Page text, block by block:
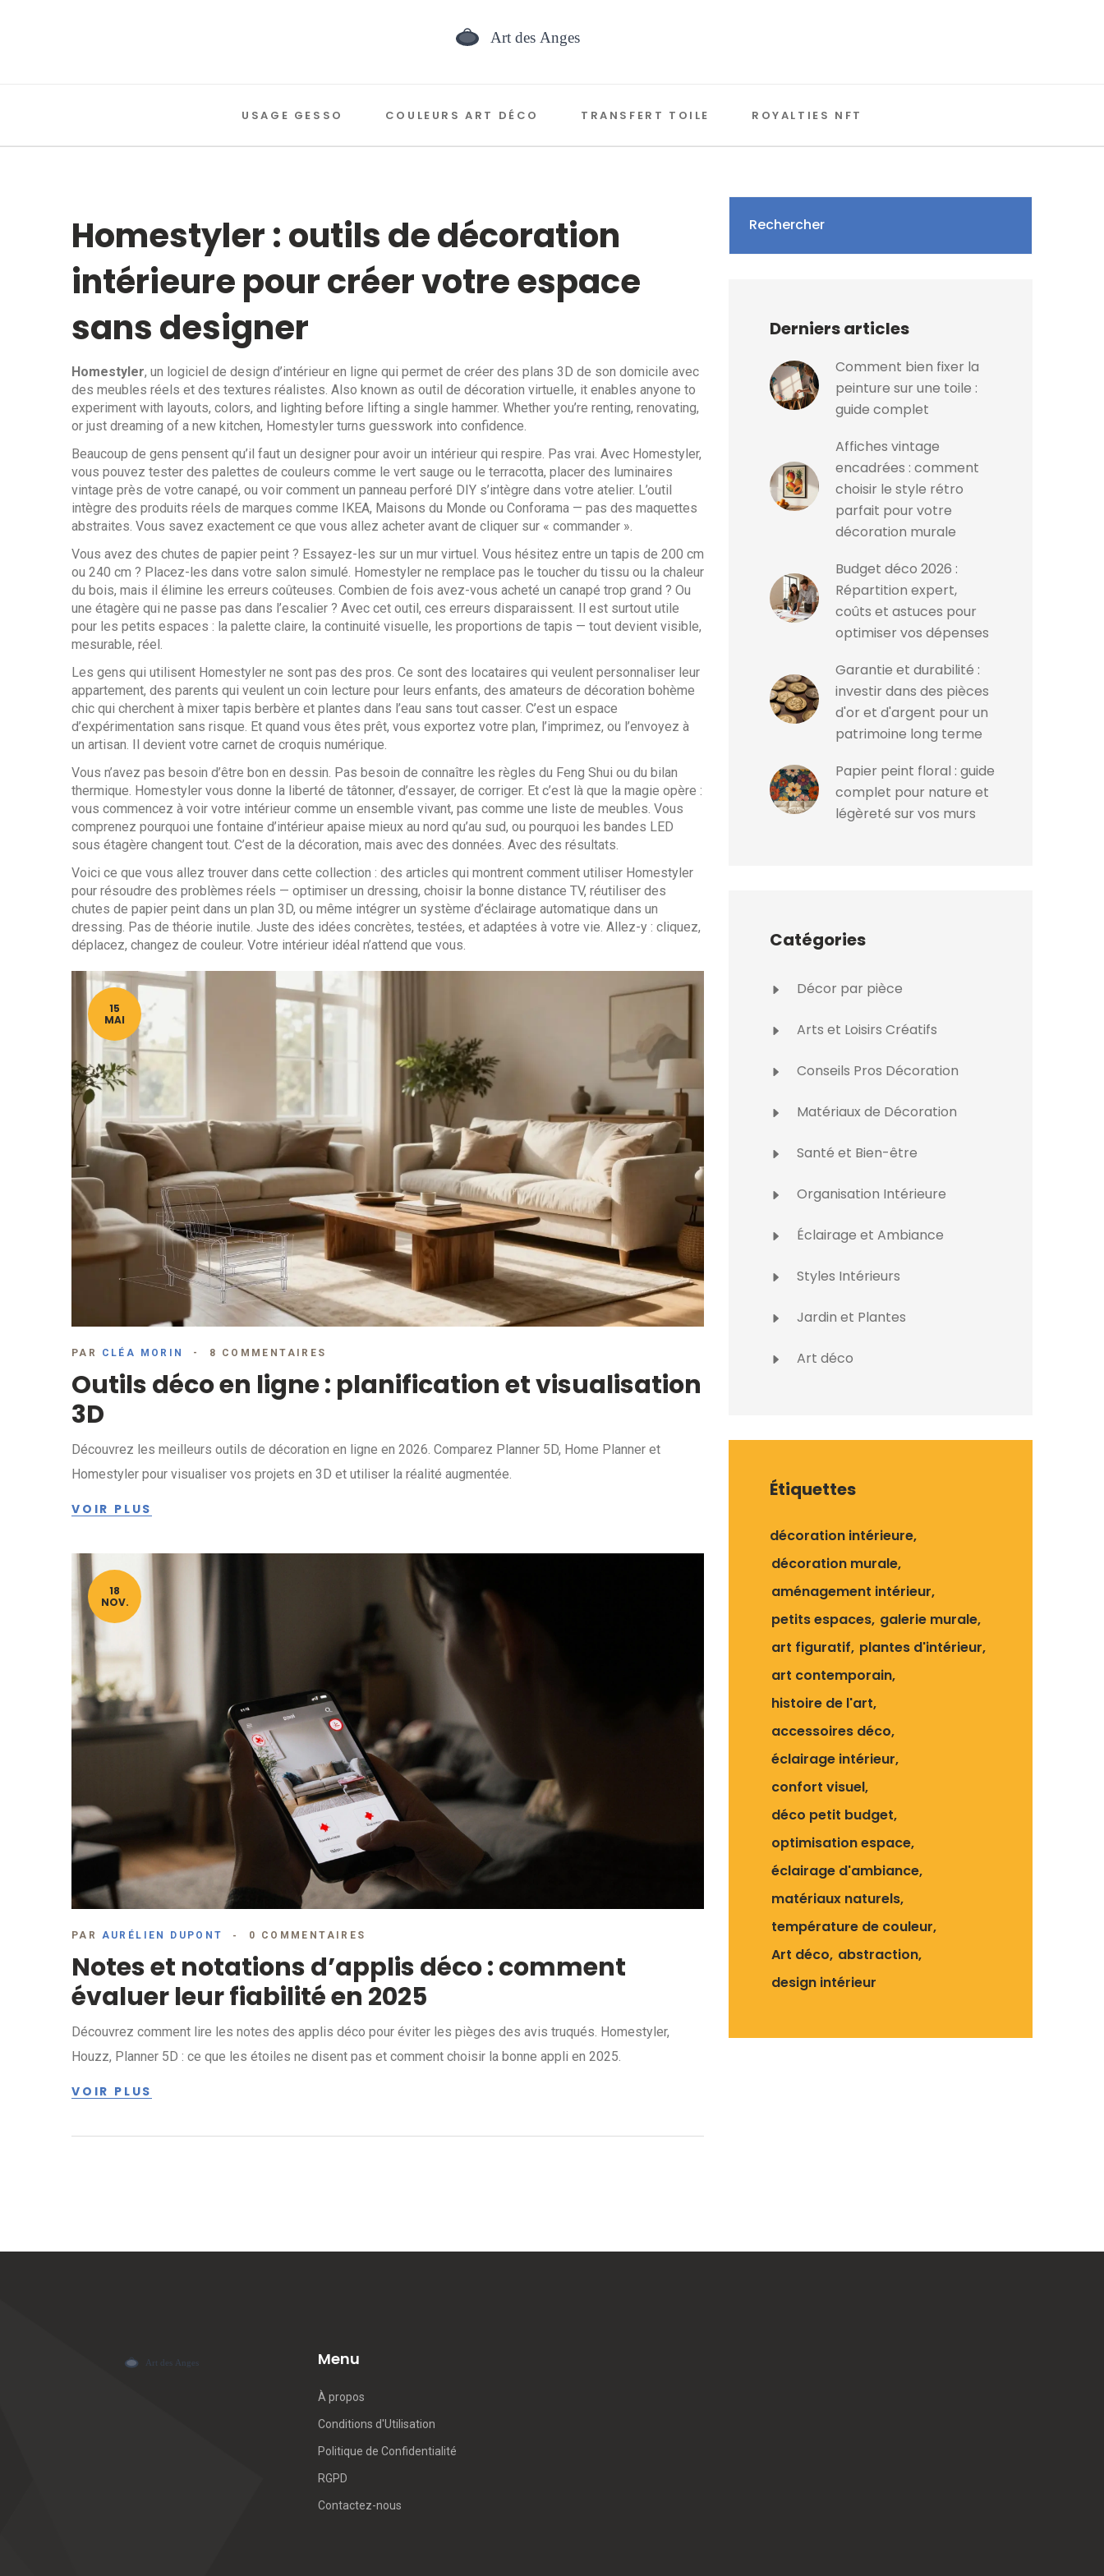
USAGE GESSO COULEURS ART DÉCO TRANSFERT TOILE ROYALTIES NFT
Homestyler : outils de décoration
intérieure pour créer votre espace
sans designer
Homestyler, un logiciel de design d’intérieur en ligne qui permet de créer des plans 3D de son domicile avec
des meubles réels et des textures réalistes. Also known as outil de décoration virtuelle, it enables anyone to
experiment with layouts, colors, and lighting before lifting a single hammer. Whether you’re renting, renovating,
or just dreaming of a new kitchen, Homestyler turns guesswork into confidence.
Beaucoup de gens pensent qu’il faut un designer pour avoir un intérieur qui respire. Pas vrai. Avec Homestyler,
vous pouvez tester des palettes de couleurs comme le vert sauge ou le terracotta, placer des luminaires
vintage près de votre canapé, ou voir comment un panneau perforé DIY s’intègre dans votre atelier. L’outil
intègre des produits réels de marques comme IKEA, Maisons du Monde ou Conforama — pas des maquettes
abstraites. Vous savez exactement ce que vous allez acheter avant de cliquer sur « commander ».
Vous avez des chutes de papier peint ? Essayez-les sur un mur virtuel. Vous hésitez entre un tapis de 200 cm
ou 240 cm ? Placez-les dans votre salon simulé. Homestyler ne remplace pas le toucher du tissu ou la chaleur
du bois, mais il élimine les erreurs coûteuses. Combien de fois avez-vous acheté un canapé trop grand ? Ou
une étagère qui ne passe pas dans l’escalier ? Avec cet outil, ces erreurs disparaissent. Il est surtout utile
pour les petits espaces : la palette claire, la continuité visuelle, les proportions de tapis — tout devient visible,
mesurable, réel.
Les gens qui utilisent Homestyler ne sont pas des pros. Ce sont des locataires qui veulent personnaliser leur
appartement, des parents qui veulent un coin lecture pour leurs enfants, des amateurs de décoration bohème
chic qui cherchent à mixer tapis berbère et plantes dans l’eau sans tout casser. C’est un espace
d’expérimentation sans risque. Et quand vous êtes prêt, vous exportez votre plan, l’imprimez, ou l’envoyez à
un artisan. Il devient votre carnet de croquis numérique.
Vous n’avez pas besoin d’être bon en dessin. Pas besoin de connaître les règles du Feng Shui ou du bilan
thermique. Homestyler vous donne la liberté de tâtonner, d’essayer, de corriger. Et c’est là que la magie opère :
vous commencez à voir votre intérieur comme un ensemble vivant, pas comme une liste de meubles. Vous
comprenez pourquoi une fontaine d’intérieur apaise mieux au nord qu’au sud, ou pourquoi les bandes LED
sous étagère changent tout. C’est de la décoration, mais avec des données. Avec des résultats.
Voici ce que vous allez trouver dans cette collection : des articles qui montrent comment utiliser Homestyler
pour résoudre des problèmes réels — optimiser un dressing, choisir la bonne distance TV, réutiliser des
chutes de papier peint dans un plan 3D, ou même intégrer un système d’éclairage automatique dans un
dressing. Pas de théorie inutile. Juste des idées concrètes, testées, et adaptées à votre vie. Allez-y : cliquez,
déplacez, changez de couleur. Votre intérieur idéal n’attend que vous.
15
MAI
PAR CLÉA MORIN 8 COMMENTAIRES
Outils déco en ligne : planification et visualisation
3D
Découvrez les meilleurs outils de décoration en ligne en 2026. Comparez Planner 5D, Home Planner et
Homestyler pour visualiser vos projets en 3D et utiliser la réalité augmentée.
VOIR PLUS
18
NOV.
PAR AURÉLIEN DUPONT 0 COMMENTAIRES
Notes et notations d’applis déco : comment
évaluer leur fiabilité en 2025
Découvrez comment lire les notes des applis déco pour éviter les pièges des avis truqués. Homestyler,
Houzz, Planner 5D : ce que les étoiles ne disent pas et comment choisir la bonne appli en 2025.
VOIR PLUS
Rechercher
Derniers articles
Comment bien fixer la
peinture sur une toile :
guide complet
Affiches vintage
encadrées : comment
choisir le style rétro
parfait pour votre
décoration murale
Budget déco 2026 :
Répartition expert,
coûts et astuces pour
optimiser vos dépenses
Garantie et durabilité :
investir dans des pièces
d'or et d'argent pour un
patrimoine long terme
Papier peint floral : guide
complet pour nature et
légèreté sur vos murs
Catégories
Décor par pièce
Arts et Loisirs Créatifs
Conseils Pros Décoration
Matériaux de Décoration
Santé et Bien-être
Organisation Intérieure
Éclairage et Ambiance
Styles Intérieurs
Jardin et Plantes
Art déco
Étiquettes
décoration intérieure
décoration murale
aménagement intérieur
petits espaces galerie murale
art figuratif plantes d'intérieur
art contemporain
histoire de l'art
accessoires déco
éclairage intérieur
confort visuel
déco petit budget
optimisation espace
éclairage d'ambiance
matériaux naturels
température de couleur
Art déco abstraction
design intérieur
Menu
À propos
Conditions d'Utilisation
Politique de Confidentialité
RGPD
Contactez-nous